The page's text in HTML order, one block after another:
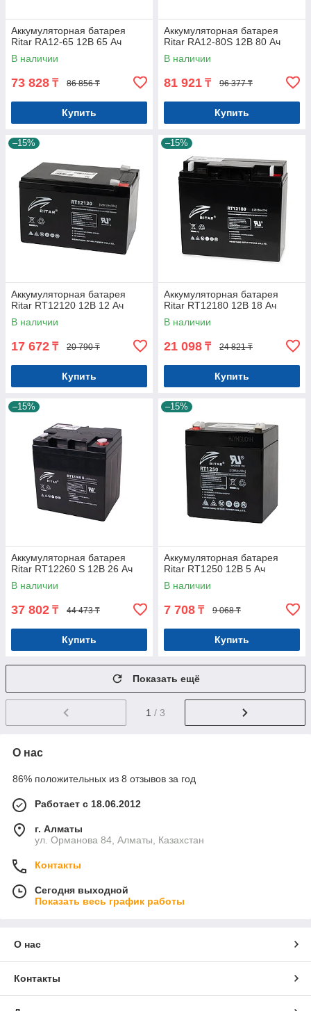
Аккумуляторная батарея
Ritar RA12-65 12В 65 Ач
В наличии
73 828 ₸ 86 856 ₸
Купить
Аккумуляторная батарея
Ritar RA12-80S 12В 80 Ач
В наличии
81 921 ₸ 96 377 ₸
Купить
–15%
Аккумуляторная батарея
Ritar RT12120 12В 12 Ач
В наличии
17 672 ₸ 20 790 ₸
Купить
–15%
Аккумуляторная батарея
Ritar RT12180 12В 18 Ач
В наличии
21 098 ₸ 24 821 ₸
Купить
–15%
Аккумуляторная батарея
Ritar RT12260 S 12В 26 Ач
В наличии
37 802 ₸ 44 473 ₸
Купить
–15%
Аккумуляторная батарея
Ritar RT1250 12В 5 Ач
В наличии
7 708 ₸ 9 068 ₸
Купить
Показать ещё
1 / 3
О нас
86% положительных из 8 отзывов за год
Работает с 18.06.2012
г. Алматы
ул. Орманова 84, Алматы, Казахстан
Контакты
Сегодня выходной
Показать весь график работы
О нас
Контакты